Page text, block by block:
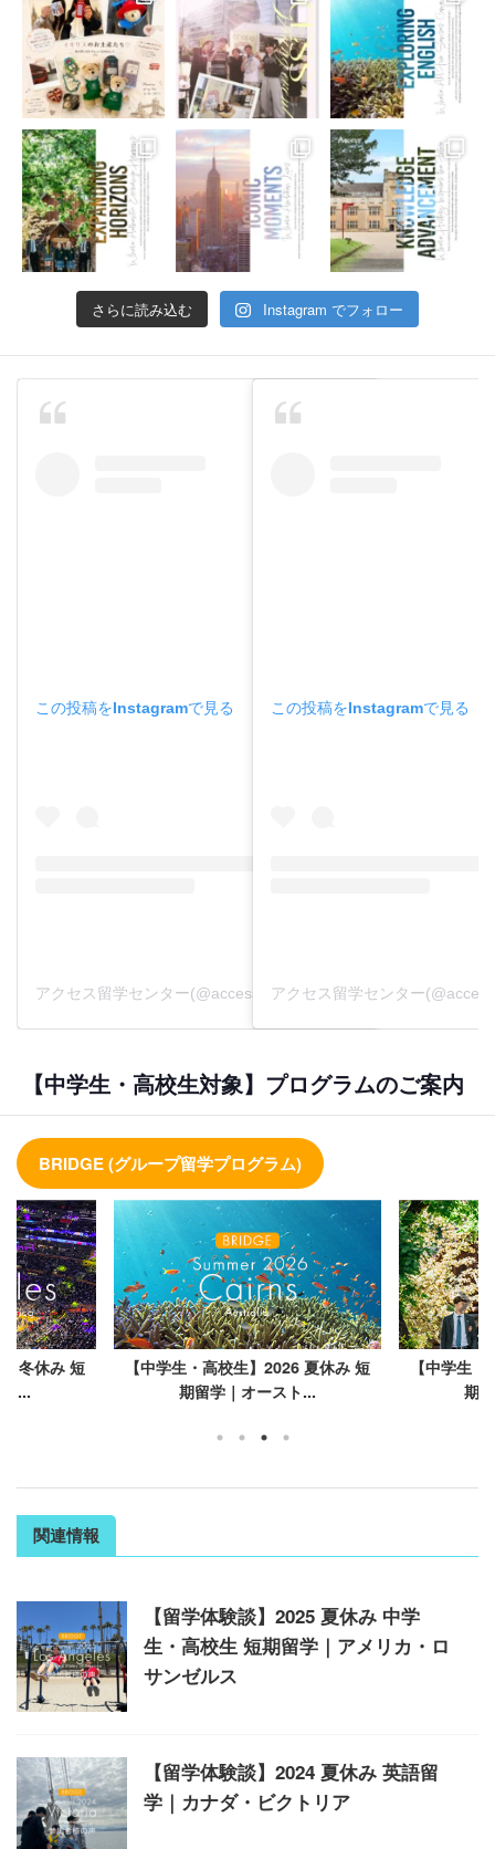
さらに読み込む Instagram でフォロー
この投稿をInstagramで見る
アクセス留学センター(@accessryugaku)がシェアした投稿
この投稿をInstagramで見る
【中学生・高校生対象】プログラムのご案内
BRIDGE (グループ留学プログラム)
冬休み 短
...
【中学生・高校生】2026 夏休み 短
期留学｜オースト...
【中学生
期
関連情報
【留学体験談】2025 夏休み 中学
生・高校生 短期留学｜アメリカ・ロ
サンゼルス
【留学体験談】2024 夏休み 英語留
学｜カナダ・ビクトリア